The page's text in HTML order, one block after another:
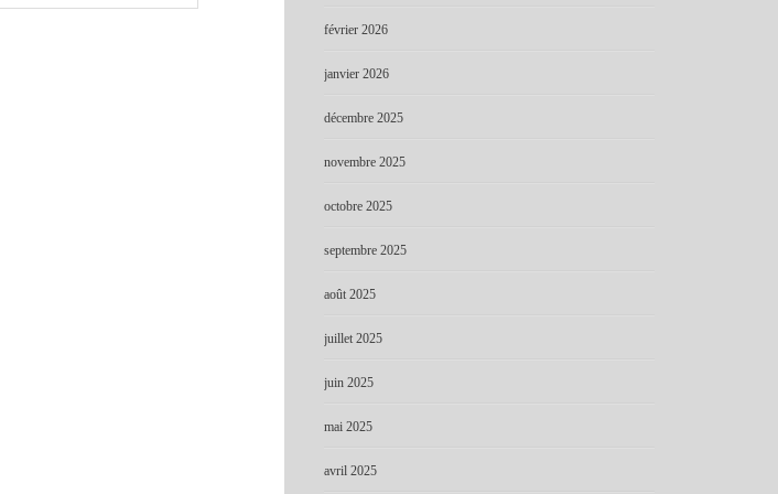
février 2026
janvier 2026
décembre 2025
novembre 2025
octobre 2025
septembre 2025
août 2025
juillet 2025
juin 2025
mai 2025
avril 2025